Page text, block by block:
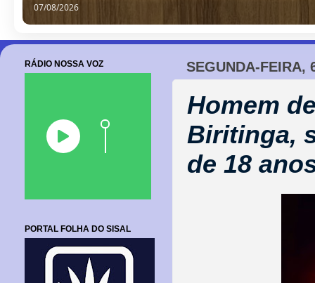
07/08/2026
SEGUNDA-FEIRA,
Homem
Biritinga,
de 18
RÁDIO NOSSA VOZ
PORTAL FOLHA DO SISAL